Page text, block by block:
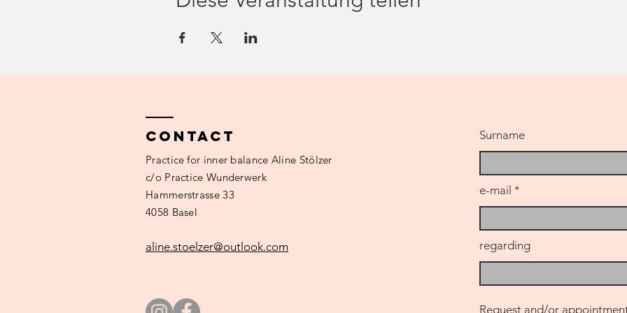
Contact
Practice for inner balance Aline Stölzer
c/o Practice Wunderwerk
Hammerstrasse 33
4058 Basel
aline.stoelzer@outlook.com
Surname
e-mail
regarding
Request and/or